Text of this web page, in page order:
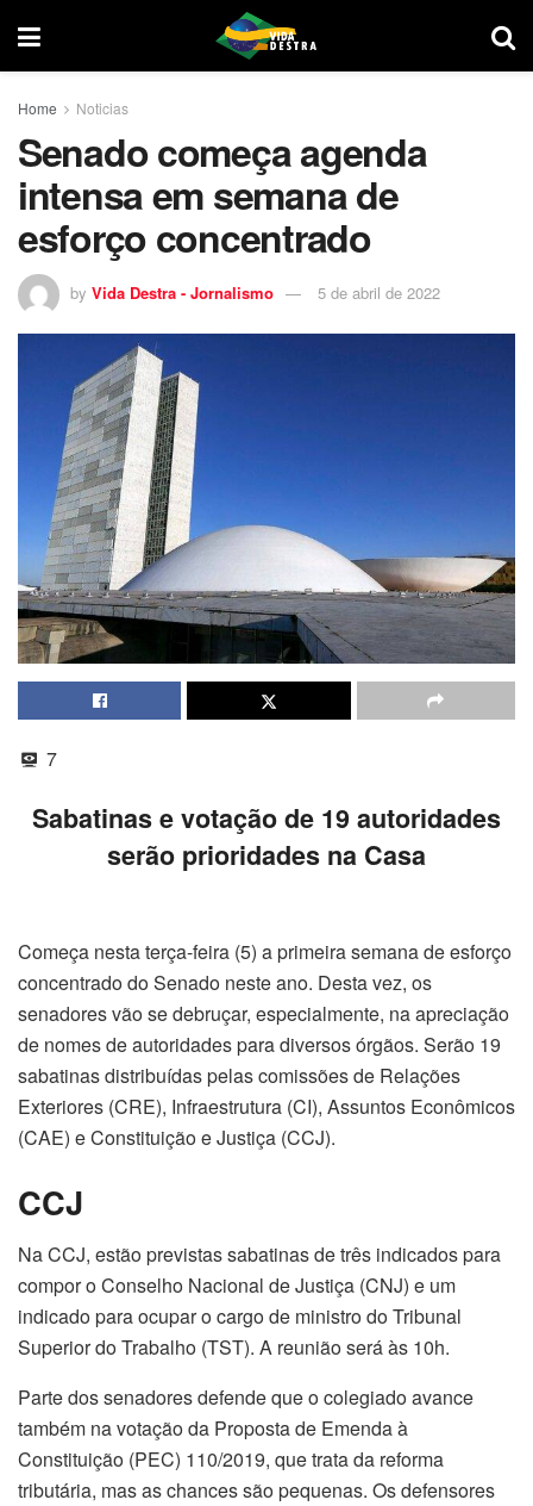
Home Noticias
Senado começa agenda
intensa em semana de
esforço concentrado
by Vida Destra - Jornalismo 5 de abril de 2022
7
Sabatinas e votação de 19 autoridades
serão prioridades na Casa
Começa nesta terça-feira (5) a primeira semana de esforço
concentrado do Senado neste ano. Desta vez, os
senadores vão se debruçar, especialmente, na apreciação
de nomes de autoridades para diversos órgãos. Serão 19
sabatinas distribuídas pelas comissões de Relações
Exteriores (CRE), Infraestrutura (CI), Assuntos Econômicos
(CAE) e Constituição e Justiça (CCJ).
CCJ
Na CCJ, estão previstas sabatinas de três indicados para
compor o Conselho Nacional de Justiça (CNJ) e um
indicado para ocupar o cargo de ministro do Tribunal
Superior do Trabalho (TST). A reunião será às 10h.
Parte dos senadores defende que o colegiado avance
também na votação da Proposta de Emenda à
Constituição (PEC) 110/2019, que trata da reforma
tributária, mas as chances são pequenas. Os defensores